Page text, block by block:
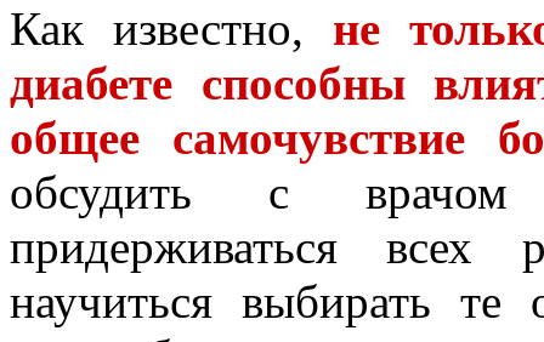
Как известно, не
диабете способны
общее самочувствие
обсудить с
придерживаться всех
научиться выбирать